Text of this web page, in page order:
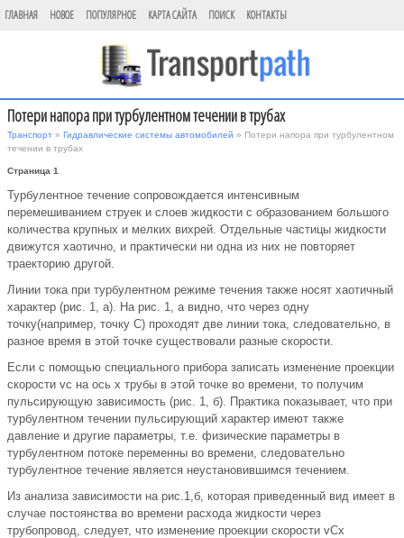
ГЛАВНАЯ НОВОЕ ПОПУЛЯРНОЕ КАРТА САЙТА ПОИСК КОНТАКТЫ
Потери напора при турбулентном течении в трубах
Транспорт » Гидравлические системы автомобилей » Потери напора при турбулентном
течении в трубах
Страница 1
Турбулентное течение сопровождается интенсивным
перемешиванием струек и слоев жидкости с образованием большого
количества крупных и мелких вихрей. Отдельные частицы жидкости
движутся хаотично, и практически ни одна из них не повторяет
траекторию другой.
Линии тока при турбулентном режиме течения также носят хаотичный
характер (рис. 1, а). На рис. 1, а видно, что через одну
точку(например, точку С) проходят две линии тока, следовательно, в
разное время в этой точке существовали разные скорости.
Если с помощью специального прибора записать изменение проекции
скорости vc на ось х трубы в этой точке во времени, то получим
пульсирующую зависимость (рис. 1, б). Практика показывает, что при
турбулентном течении пульсирующий характер имеют также
давление и другие параметры, т.е. физические параметры в
турбулентном потоке переменны во времени, следовательно
турбулентное течение является неустановившимся течением.
Из анализа зависимости на рис.1,б, которая приведенный вид имеет в
случае постоянства во времени расхода жидкости через
трубопровод, следует, что изменение проекции скорости vCx